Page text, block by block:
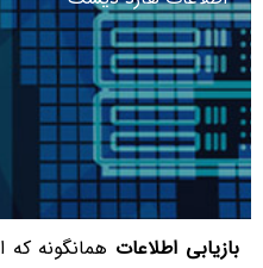
بازیابی اطلاعات همانگونه